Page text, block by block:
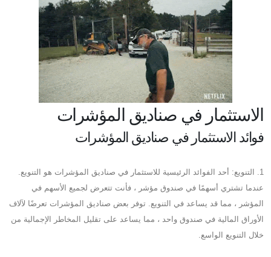
الاستثمار في صناديق المؤشرات
فوائد الاستثمار في صناديق المؤشرات
1. التنويع: أحد الفوائد الرئيسية للاستثمار في صناديق المؤشرات هو التنويع.
عندما تشتري أسهمًا في صندوق مؤشر ، فأنت تتعرض لجميع الأسهم في
المؤشر ، مما قد يساعد في التنويع. توفر بعض صناديق المؤشرات تعرضًا لآلاف
الأوراق المالية في صندوق واحد ، مما يساعد على تقليل المخاطر الإجمالية من
خلال التنويع الواسع.